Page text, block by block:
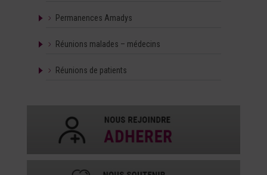
Permanences Amadys
Réunions malades – médecins
Réunions de patients